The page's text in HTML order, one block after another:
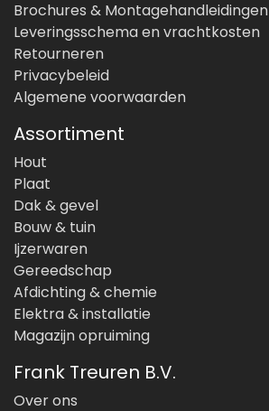
Brochures & Montagehandleidingen
Leveringsschema en vrachtkosten
Retourneren
Privacybeleid
Algemene voorwaarden
Assortiment
Hout
Plaat
Dak & gevel
Bouw & tuin
Ijzerwaren
Gereedschap
Afdichting & chemie
Elektra & installatie
Magazijn opruiming
Frank Treuren B.V.
Over ons